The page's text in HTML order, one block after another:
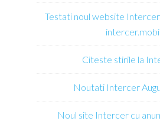
Testati noul website
intercer.mobi
Citeste stirile la
Noutati Intercer
Noul site Intercer cu